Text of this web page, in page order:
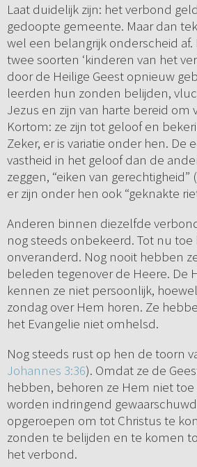
Laat duidelijk zijn: het verbond
gedoopte gemeente. Maar dan
wel een belangrijk onderscheid af.
twee soorten ‘kinderen van het
door de Heilige Geest opnieuw
leerden hun zonden belijden,
Jezus en zijn van harte bereid om
Kortom: ze zijn tot geloof en
Zeker, er is variatie onder hen. De
vastheid in het geloof dan de
zeggen, “eiken van gerechtigheid” (
er zijn onder hen ook “geknakte
Anderen binnen diezelfde
nog steeds onbekeerd. Tot nu
onveranderd. Nog nooit hebben
beleden tegenover de Heere. De
kennen ze niet persoonlijk,
zondag over Hem horen. Ze
het Evangelie niet omhelsd.
Nog steeds rust op hen de toorn
Johannes 3:36). Omdat ze de
hebben, behoren ze Hem niet toe
worden indringend
opgeroepen om tot Christus te
zonden te belijden en te komen
het verbond.